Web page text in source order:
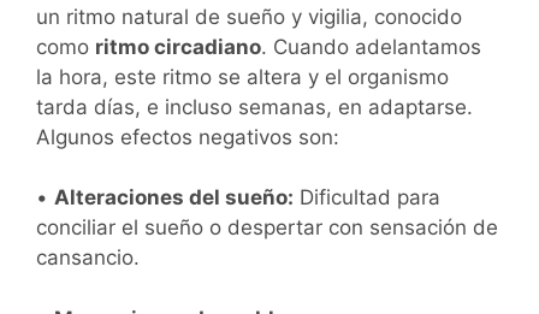
un ritmo natural de sueño y vigilia, conocido
como ritmo circadiano. Cuando adelantamos
la hora, este ritmo se altera y el organismo
tarda días, e incluso semanas, en adaptarse.
Algunos efectos negativos son:
• Alteraciones del sueño: Dificultad para
conciliar el sueño o despertar con sensación de
cansancio.